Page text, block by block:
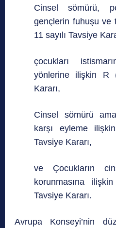
Cinsel sömürü,
gençlerin fuhuşu ve
11 sayılı Tavsiye
çocukları
yönlerine ilişkin R
Kararı,
Cinsel sömürü
karşı eyleme
Tavsiye Kararı,
ve Çocukların
korunmasına
Tavsiye Kararı.
Avrupa Konseyi’nin